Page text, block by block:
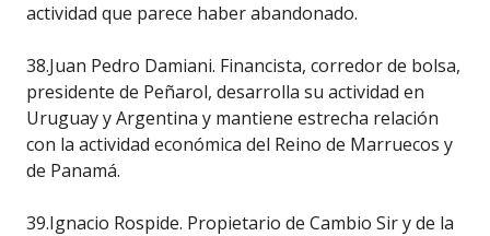
actividad que parece haber abandonado.
38.Juan Pedro Damiani. Financista, corredor de bolsa,
presidente de Peñarol, desarrolla su actividad en
Uruguay y Argentina y mantiene estrecha relación
con la actividad económica del Reino de Marruecos y
de Panamá.
39.Ignacio Rospide. Propietario de Cambio Sir y de la